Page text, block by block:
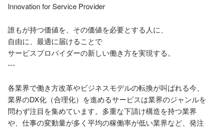
Innovation for Service Provider
誰もが持つ価値を、その価値を必要とする人に、
自由に、最適に届けることで
サービスプロバイダーの新しい働き方を実現する。
---
各業界で働き方改革やビジネスモデルの転換が叫ばれる今、
業界のDX化（合理化）を進めるサービスは業界のジャンルを
問わず注目を集めています。多重な下請け構造を持つ業界
や、仕事の変動量が多く平均の稼働率が低い業界など、発注